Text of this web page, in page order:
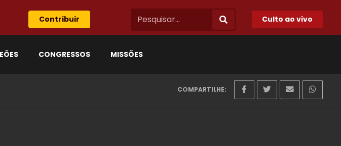
Contribuir Culto ao vivo
CONGRESSOS MISSÕES
COMPARTILHE: